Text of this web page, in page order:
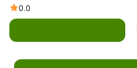
гранулах, смесь аллулозы
из плодов архата, 340 г
0.0